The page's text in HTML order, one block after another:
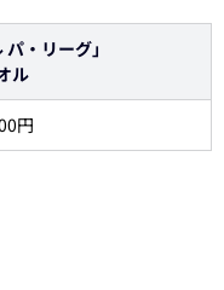
・リーグ」
ル
円